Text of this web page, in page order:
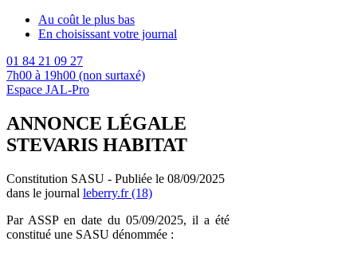
Au coût le plus bas
En choisissant votre journal
01 84 21 09 27
7h00 à 19h00 (non surtaxé)
Espace JAL-Pro
ANNONCE LÉGALE
STEVARIS HABITAT
Constitution SASU - Publiée le 08/09/2025
dans le journal leberry.fr (18)
Par ASSP en date du 05/09/2025, il a été
constitué une SASU dénommée :